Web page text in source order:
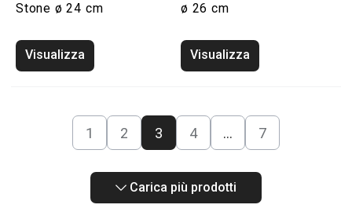
Stone ø 24 cm
Visualizza
ø 26 cm
Visualizza
1 2 3 4 … 7
Carica più prodotti